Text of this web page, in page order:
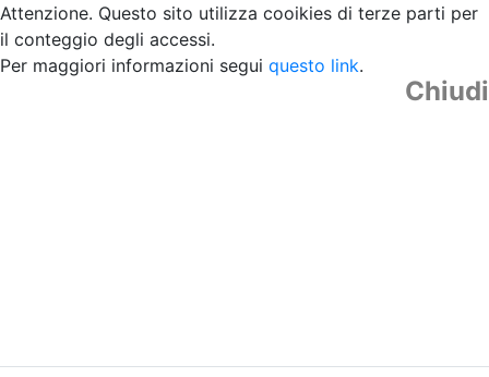
Attenzione. Questo sito utilizza cooikies di terze parti per
il conteggio degli accessi.
Per maggiori informazioni segui questo link.
Chiudi